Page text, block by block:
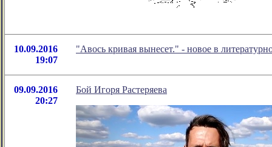
10.09.2016
19:07
"Авось кривая вынесет." - новое в
09.09.2016
20:27
Бой Игоря Растеряева